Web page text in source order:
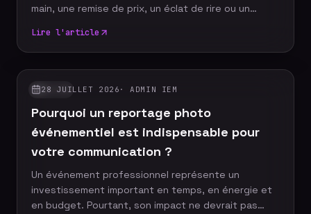
main, une remise de prix, un éclat de rire ou un
emblématiques de votre communication. Un
photographe événementiel expérimenté sait
anticiper ces moments décisifs afin de raconter
votre événement à travers un reportage photo
moments incontournables qu'aucun reportage
photo ne devrait manquer.
Lire l'article
GUIDES
28 JUILLET 2026 ·ADMIN IEM
Pourquoi un reportage photo
événementiel est indispensable pour
votre communication ?
Un événement professionnel représente un
investissement important en temps, en énergie et
en budget. Pourtant, son impact ne devrait pas